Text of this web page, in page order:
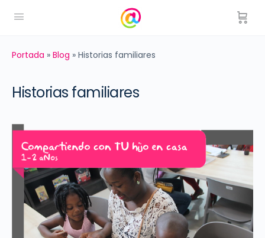
Portada » Blog » Historias familiares
Historias familiares